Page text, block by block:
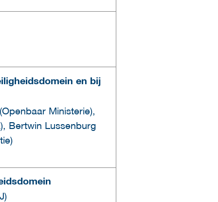
en bij
Ministerie),
Bertwin Lussenburg